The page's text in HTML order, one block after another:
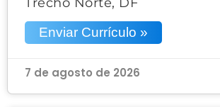
Enviar Currículo »
7 de agosto de 2026